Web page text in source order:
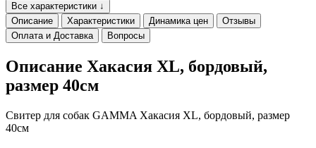
Все характеристики ↓
Описание
Характеристики Динамика цен
Отзывы
Оплата и Доставка
Вопросы
Описание Хакасия XL, бордовый,
размер 40см
Свитер для собак GAMMA Хакасия XL, бордовый, размер
40см